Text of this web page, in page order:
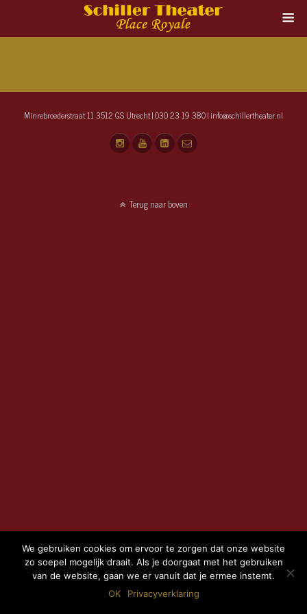
Minrebroederstraat 11 3512 GS Utrecht | 030 23 19 380 | info@schillertheater.nl
We gebruiken cookies om ervoor te zorgen dat onze website
zo soepel mogelijk draait. Als je doorgaat met het gebruiken
van de website, gaan we er vanuit dat je ermee instemt.
OK
Privacyverklaring
Terug naar boven